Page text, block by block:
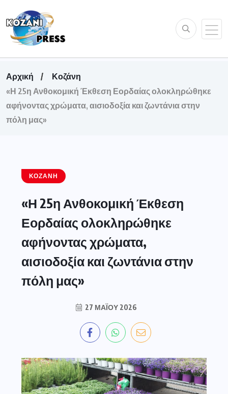
Αρχική
Κοζάνη
«Η 25η Ανθοκομική Έκθεση Εορδαίας ολοκληρώθηκε
αφήνοντας χρώματα, αισιοδοξία και ζωντάνια στην
πόλη μας»
ΚΟΖΆΝΗ
«Η 25η Ανθοκομική Έκθεση
Εορδαίας ολοκληρώθηκε
αφήνοντας χρώματα,
αισιοδοξία και ζωντάνια στην
πόλη μας»
27 ΜΑΪ́ΟΥ 2026